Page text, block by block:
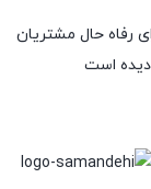
رفاه حال مشتریان
دیده است